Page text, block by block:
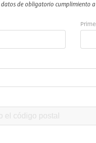
de obligatorio cumplimiento